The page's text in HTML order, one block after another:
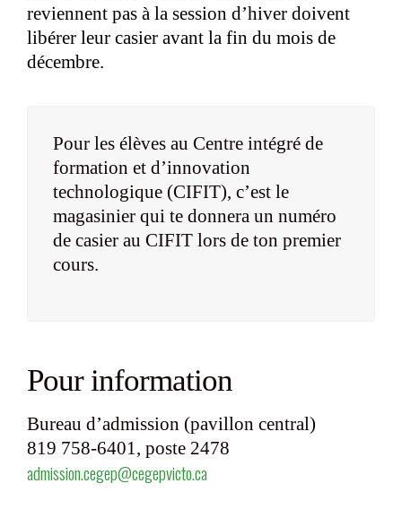
reviennent pas à la session d’hiver doivent
libérer leur casier avant la fin du mois de
décembre.
Pour les élèves au Centre intégré de
formation et d’innovation
technologique (CIFIT), c’est le
magasinier qui te donnera un numéro
de casier au CIFIT lors de ton premier
cours.
Pour information
Bureau d’admission (pavillon central)
819 758-6401, poste 2478
admission.cegep@cegepvicto.ca